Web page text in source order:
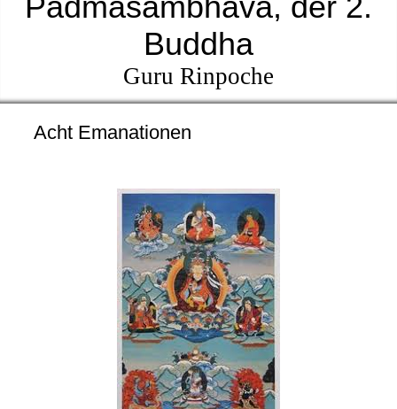
Padmasambhava, der 2.
Buddha
Guru Rinpoche
Acht Emanationen